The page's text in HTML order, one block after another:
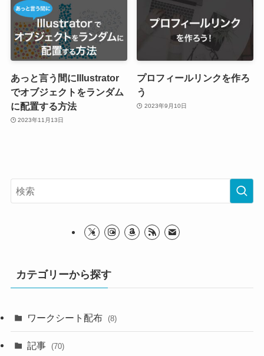
あっと言う間にIllustrator
でオブジェクトをランダム
に配置する方法
2023年11月13日
プロフィールリンクを作ろ
う
2023年9月10日
カテゴリーから探す
ワークシート配布 (8)
記事 (70)